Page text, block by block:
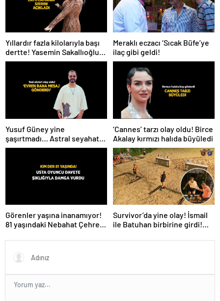
Yıllardır fazla kilolarıyla başı
dertte! Yasemin Sakallıoğlu
zayıflamasının sırrını açıkladı
Meraklı eczacı ‘Sıcak Büfe’ye
ilaç gibi geldi!
Yusuf Güney yine
şaşırtmadı… Astral seyahat
ve uzaylılardan sonra şimdi
‘Cannes’ tarzı olay oldu! Birce
Akalay kırmızı halıda büyüledi
Görenler yaşına inanamıyor!
81 yaşındaki Nebahat Çehre
Survivor’da yine olay! İsmail
ile Batuhan birbirine girdi!